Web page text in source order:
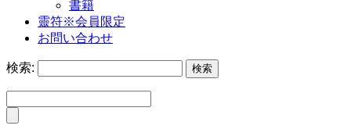
書籍
靈符※会員限定
お問い合わせ
検索: